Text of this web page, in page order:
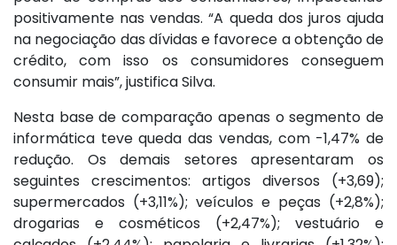
positivamente nas vendas. “A queda dos juros ajuda
na negociação das dívidas e favorece a obtenção de
crédito, com isso os consumidores conseguem
consumir mais”, justifica Silva.
Nesta base de comparação apenas o segmento de
informática teve queda das vendas, com -1,47% de
redução. Os demais setores apresentaram os
seguintes crescimentos: artigos diversos (+3,69);
supermercados (+3,11%); veículos e peças (+2,8%);
drogarias e cosméticos (+2,47%); vestuário e